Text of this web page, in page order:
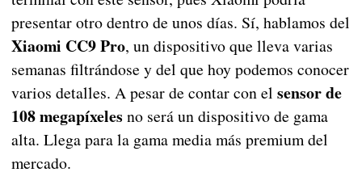
presentar otro dentro de unos días. Sí, hablamos del
Xiaomi CC9 Pro, un dispositivo que lleva varias
semanas filtrándose y del que hoy podemos conocer
varios detalles. A pesar de contar con el sensor de
108 megapíxeles no será un dispositivo de gama
alta. Llega para la gama media más premium del
mercado.